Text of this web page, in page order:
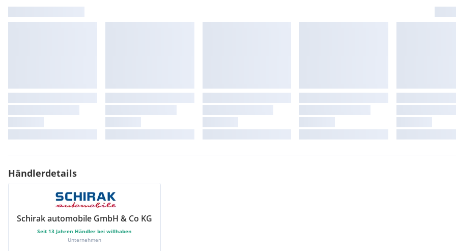
Apple Carplay
Händlerdetails
Schirak automobile GmbH & Co KG
Seit 13 Jahren Händler bei willhaben
Unternehmen